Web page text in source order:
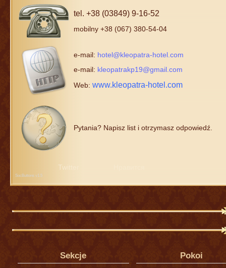
tel. +38 (03849) 9-16-52
mobilny +38 (067) 380-54-04
e-mail: hotel@kleopatra-hotel.com
e-mail: kleopatrakp19@gmail.com
Web: www.kleopatra-hotel.com
Pytania? Napisz list i otrzymasz odpowiedź.
Twitter
SocButtons v1.5
Sekcje Pokoi